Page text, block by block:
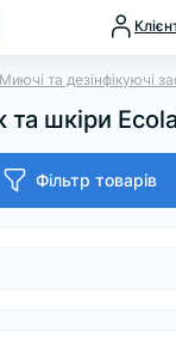
Миючі та дезінфікуючі
та шкіри
Фільтр товарів